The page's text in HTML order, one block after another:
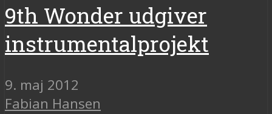
9th Wonder udgiver
instrumentalprojekt
9. maj 2012
Fabian Hansen